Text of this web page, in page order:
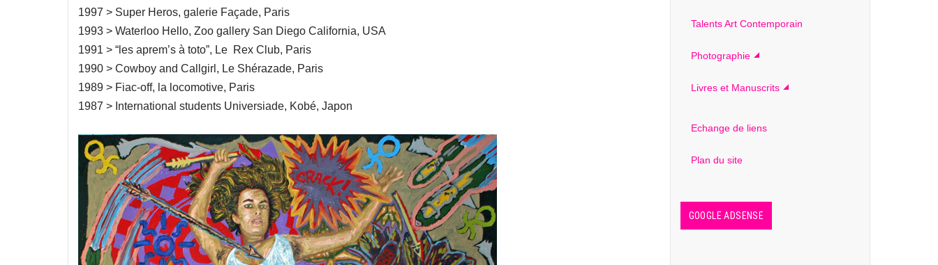
1997 > Super Heros, galerie Façade, Paris
1993 > Waterloo Hello, Zoo gallery San Diego California, USA
1991 > “les aprem’s à toto”, Le Rex Club, Paris
1990 > Cowboy and Callgirl, Le Shérazade, Paris
1989 > Fiac-off, la locomotive, Paris
1987 > International students Universiade, Kobé, Japon
Talents Art Contemporain
Photographie
Livres et Manuscrits
Echange de liens
Plan du site
GOOGLE ADSENSE